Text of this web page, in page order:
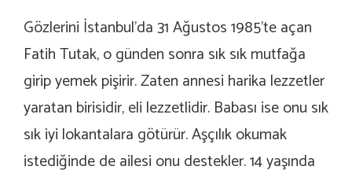
Gözlerini İstanbul’da 31 Ağustos 1985’te açan
Fatih Tutak, o günden sonra sık sık mutfağa
girip yemek pişirir. Zaten annesi harika lezzetler
yaratan birisidir, eli lezzetlidir. Babası ise onu sık
sık iyi lokantalara götürür. Aşçılık okumak
istediğinde de ailesi onu destekler. 14 yaşında